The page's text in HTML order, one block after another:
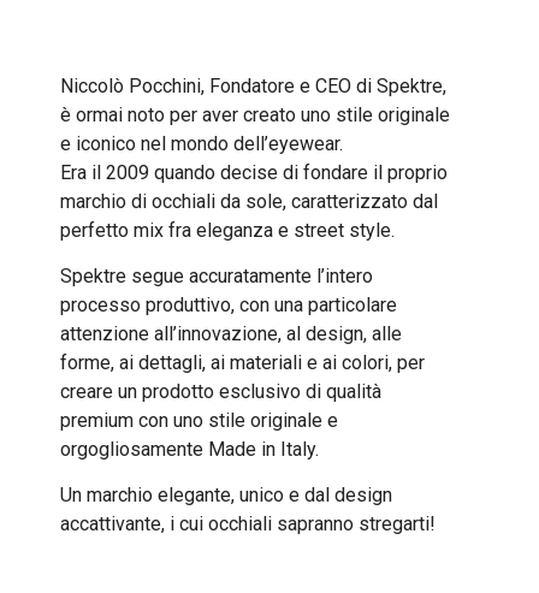
Niccolò Pocchini, Fondatore e CEO di Spektre,
è ormai noto per aver creato uno stile originale
e iconico nel mondo dell’eyewear.
Era il 2009 quando decise di fondare il proprio
marchio di occhiali da sole, caratterizzato dal
perfetto mix fra eleganza e street style.
Spektre segue accuratamente l’intero
processo produttivo, con una particolare
attenzione all’innovazione, al design, alle
forme, ai dettagli, ai materiali e ai colori, per
creare un prodotto esclusivo di qualità
premium con uno stile originale e
orgogliosamente Made in Italy.
Un marchio elegante, unico e dal design
accattivante, i cui occhiali sapranno stregarti!